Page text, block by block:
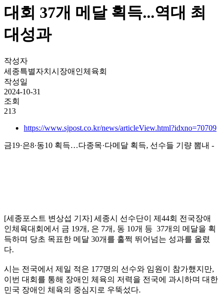
대회 37개 메달 획득...역대 최
대성과
작성자
세종특별자치시장애인체육회
작성일
2024-10-31
조회
213
https://www.sjpost.co.kr/news/articleView.html?idxno=70709
금19·은8·동10 획득…다종목·다메달 획득, 선수들 기량 뽐내 -
[세종포스트 변상섭 기자] 세종시 선수단이 제44회 전국장애
인체육대회에서 금 19개, 은 7개, 동 10개 등 37개의 메달을 획
득하며 당초 목표한 메달 30개를 훌쩍 뛰어넘는 성과를 올렸
다.
시는 전국에서 제일 적은 177명의 선수와 임원이 참가했지만,
이번 대회를 통해 장애인 체육의 저력을 전국에 과시하며 대한
민국 장애인 체육의 중심지로 우뚝섰다.